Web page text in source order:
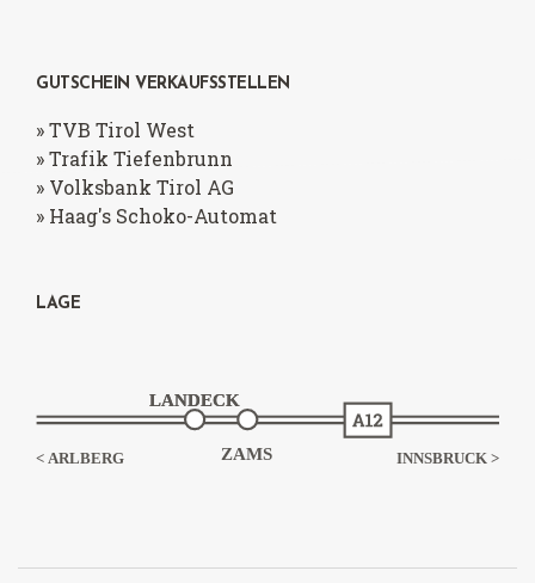
GUTSCHEIN VERKAUFSSTELLEN
» TVB Tirol West
» Trafik Tiefenbrunn
» Volksbank Tirol AG
» Haag's Schoko-Automat
LAGE